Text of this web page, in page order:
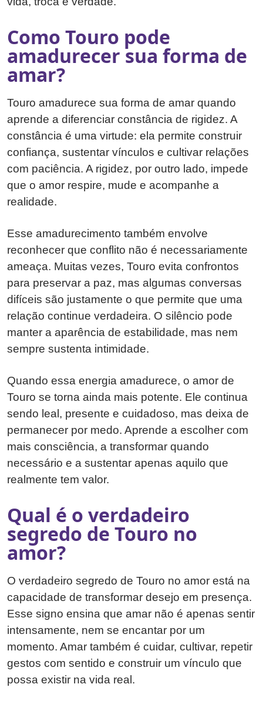
Como Touro pode
amadurecer sua forma de
amar?
Touro amadurece sua forma de amar quando
aprende a diferenciar constância de rigidez. A
constância é uma virtude: ela permite construir
confiança, sustentar vínculos e cultivar relações
com paciência. A rigidez, por outro lado, impede
que o amor respire, mude e acompanhe a
realidade.
Esse amadurecimento também envolve
reconhecer que conflito não é necessariamente
ameaça. Muitas vezes, Touro evita confrontos
para preservar a paz, mas algumas conversas
difíceis são justamente o que permite que uma
relação continue verdadeira. O silêncio pode
manter a aparência de estabilidade, mas nem
sempre sustenta intimidade.
Quando essa energia amadurece, o amor de
Touro se torna ainda mais potente. Ele continua
sendo leal, presente e cuidadoso, mas deixa de
permanecer por medo. Aprende a escolher com
mais consciência, a transformar quando
necessário e a sustentar apenas aquilo que
realmente tem valor.
Qual é o verdadeiro
segredo de Touro no
amor?
O verdadeiro segredo de Touro no amor está na
capacidade de transformar desejo em presença.
Esse signo ensina que amar não é apenas sentir
intensamente, nem se encantar por um
momento. Amar também é cuidar, cultivar, repetir
gestos com sentido e construir um vínculo que
possa existir na vida real.